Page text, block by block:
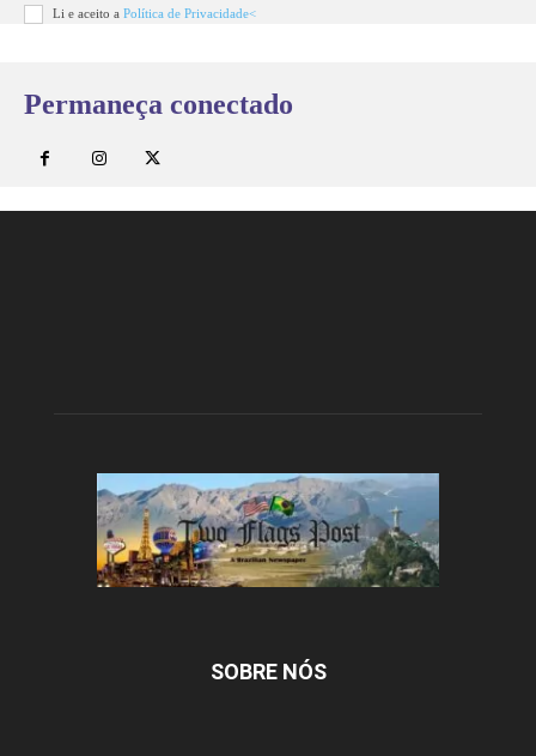
Li e aceito a Política de Privacidade<
Permaneça conectado
SOBRE NÓS